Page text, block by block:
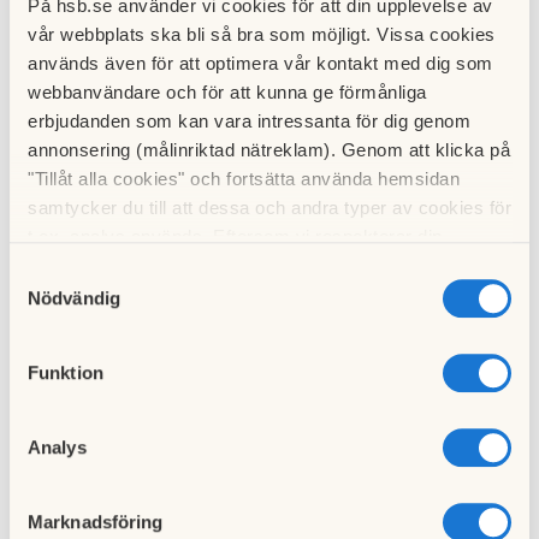
På hsb.se använder vi cookies för att din upplevelse av
vår webbplats ska bli så bra som möjligt. Vissa cookies
används även för att optimera vår kontakt med dig som
webbanvändare och för att kunna ge förmånliga
erbjudanden som kan vara intressanta för dig genom
annonsering (målinriktad nätreklam). Genom att klicka på
"Tillåt alla cookies" och fortsätta använda hemsidan
samtycker du till att dessa och andra typer av cookies för
cookies och välja att endast tillåta ett urval.
Nödvändig
Funktion
Analys
Marknadsföring
I en replik svarar flera bostadsaktörer, bland andra HSB, på
Bostadsrättsförening